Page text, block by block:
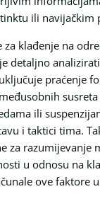
ili navijačkim
za klađenje na
detaljno
praćenje
ili
i taktici tima.
za razumijevanje
u odnosu na
ove faktore